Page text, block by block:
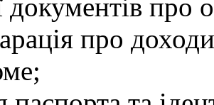
документів про
про